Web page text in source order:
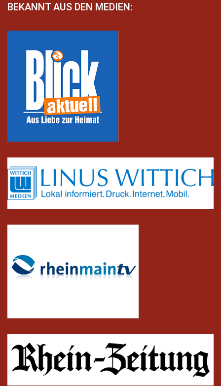
BEKANNT AUS DEN MEDIEN: